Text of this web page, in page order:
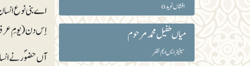
افشاں نوید o
میاں طفیل محمدمرحوم
سینیٹر ایس ایم ظفر
اے بنی نوع
اِس دن (یومِ
آں حضوؐر نے